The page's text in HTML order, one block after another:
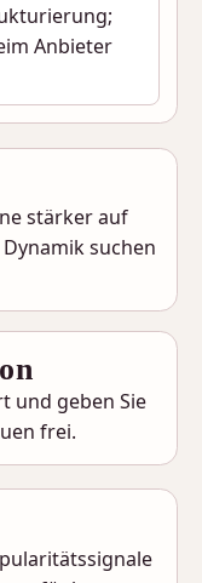
Anbieter
stärker auf
suchen
und geben Sie
frei.